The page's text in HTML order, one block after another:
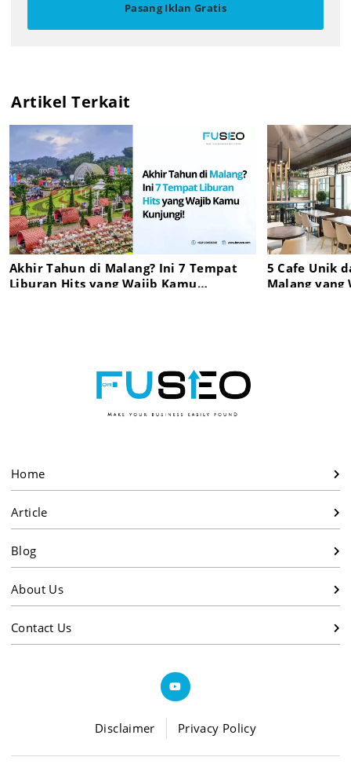
Pasang Iklan Gratis
Artikel Terkait
Akhir Tahun di Malang? Ini 7 Tempat
Liburan Hits yang Wajib Kamu
5 Cafe Unik
Malang yang
Home
Article
Blog
About Us
Contact Us
Disclaimer Privacy Policy